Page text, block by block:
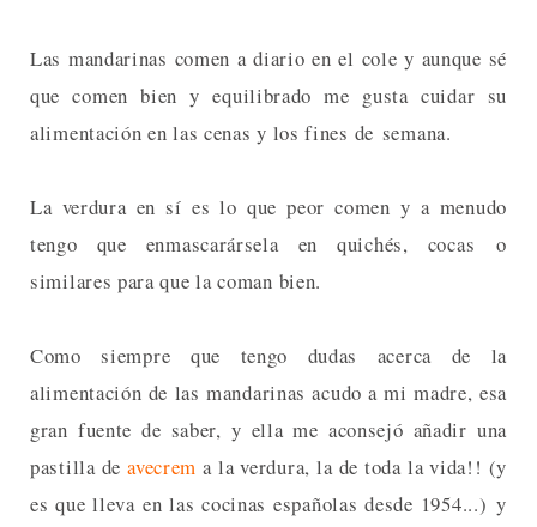
Las mandarinas comen a diario en el cole y aunque sé
que comen bien y equilibrado me gusta cuidar su
alimentación en las cenas y los fines de semana.
La verdura en sí es lo que peor comen y a menudo
tengo que enmascarársela en quichés, cocas o
similares para que la coman bien.
Como siempre que tengo dudas acerca de la
alimentación de las mandarinas acudo a mi madre, esa
gran fuente de saber, y ella me aconsejó añadir una
pastilla deavecrem a la verdura, la de toda la vida!! (y
es que lleva en las cocinas españolas desde 1954...) y